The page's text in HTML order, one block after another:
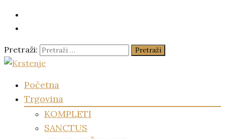
Pretraži:
za najsretniju djecu pod suncem
Početna
Trgovina
KOMPLETI
SANCTUS